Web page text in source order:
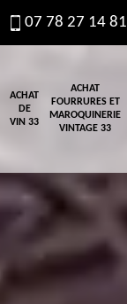
07 78 27 14 81
ACHAT
DE
VIN 33
ACHAT
FOURRURES ET
MAROQUINERIE
VINTAGE 33